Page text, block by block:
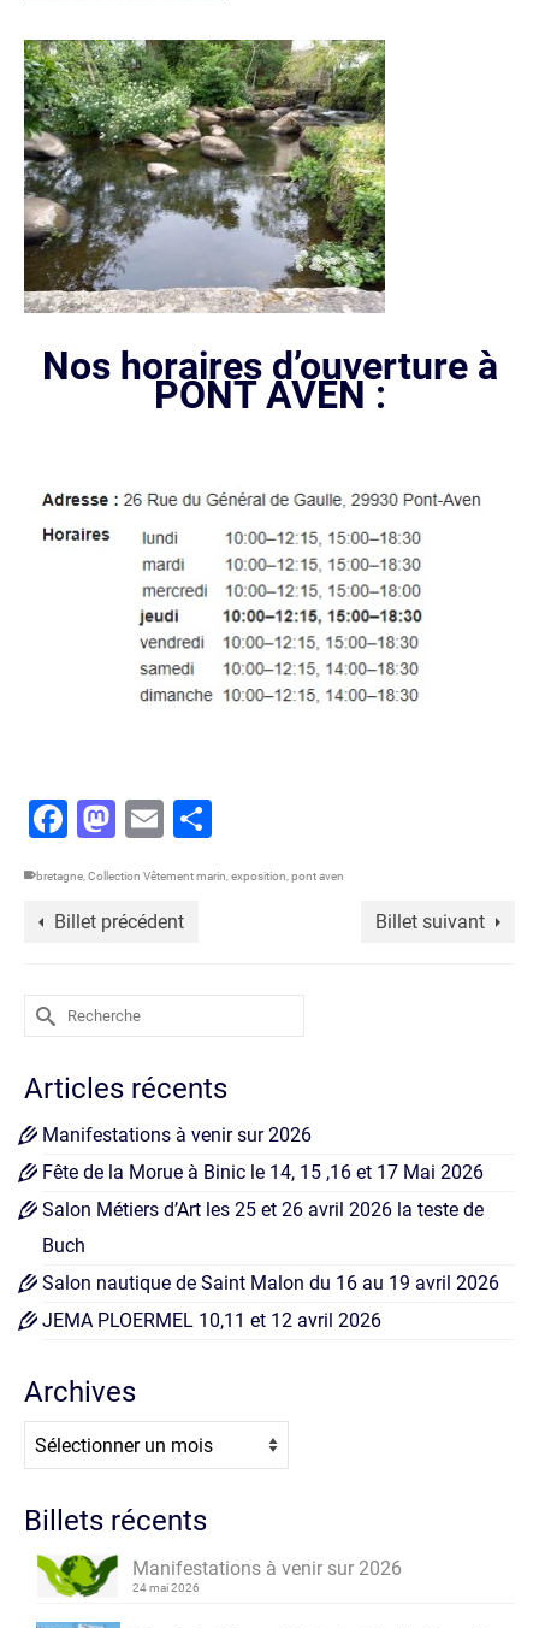
Nos horaires d’ouverture à
PONT AVEN :
Facebook
Mastodon
Email
bretagne,Collection Vêtement marin,exposition,pont aven
Billet précédent Billet suivant
Rechercher :
Articles récents
Manifestations à venir sur 2026
Fête de la Morue à Binic le 14, 15 ,16 et 17 Mai 2026
Salon Métiers d’Art les 25 et 26 avril 2026 la teste de
Buch
Salon nautique de Saint Malon du 16 au 19 avril 2026
JEMA PLOERMEL 10,11 et 12 avril 2026
Archives
Billets récents
Manifestations à venir sur 2026
24 mai 2026